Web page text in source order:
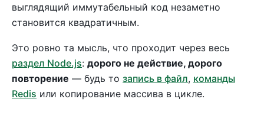
выглядящий иммутабельный код незаметно
становится квадратичным.
Это ровно та мысль, что проходит через весь
раздел Node.js: дорого не действие, дорого
повторение — будь то запись в файл, команды
Redis или копирование массива в цикле.